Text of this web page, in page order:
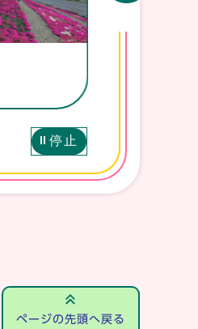
停止
ページの先頭へ戻る